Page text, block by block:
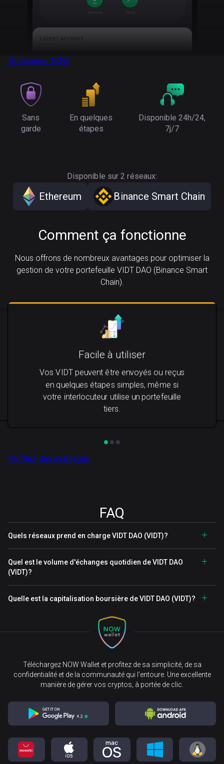
Télécharger NOW
Sans
garde
En quelques
étapes
Disponible 24h/24,
7j/7
Disponible sur 2 réseaux:
Ethereum Binance Smart Chain
Comment ça fonctionne
Nous offrons de nombreux avantages pour optimiser la
gestion de votre portefeuille VIDT DAO (Binance Smart
Chain).
Facile à utiliser
Vos VIDT peuvent être envoyés ou reçus
en quelques étapes simples, même si
votre interlocuteur utilise un portefeuille
tiers.
Profitez des avantages
FAQ
Quels réseaux prend en charge VIDT DAO (VIDT)?
Quel est le volume d'échanges quotidien de VIDT DAO
(VIDT)?
Quelle est la capitalisation boursière de VIDT DAO (VIDT)?
Téléchargez NOW Wallet et profitez de sa simplicité, de sa
confidentialité et de la communauté qui l’entoure. Une excellente
manière de gérer vos cryptos, à portée de clic.